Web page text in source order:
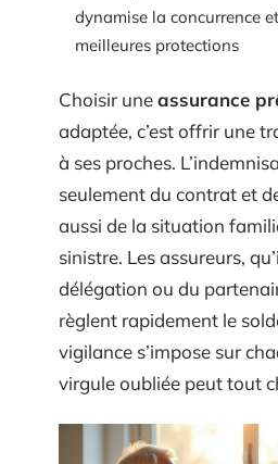
dynamise la concurrence
meilleures protections
Choisir uneassurance
adaptée, c’est offrir une
à ses proches.
seulement du contrat et
aussi de la situation
sinistre. Les assureurs,
délégation ou du
règlent rapidement le
vigilance s’impose sur
virgule oubliée peut tout